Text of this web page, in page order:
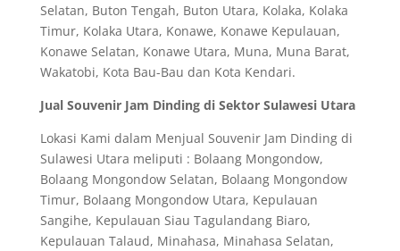
Selatan, Buton Tengah, Buton Utara, Kolaka, Kolaka
Timur, Kolaka Utara, Konawe, Konawe Kepulauan,
Konawe Selatan, Konawe Utara, Muna, Muna Barat,
Wakatobi, Kota Bau-Bau dan Kota Kendari.
Jual Souvenir Jam Dinding di Sektor Sulawesi Utara
Lokasi Kami dalam Menjual Souvenir Jam Dinding di
Sulawesi Utara meliputi : Bolaang Mongondow,
Bolaang Mongondow Selatan, Bolaang Mongondow
Timur, Bolaang Mongondow Utara, Kepulauan
Sangihe, Kepulauan Siau Tagulandang Biaro,
Kepulauan Talaud, Minahasa, Minahasa Selatan,